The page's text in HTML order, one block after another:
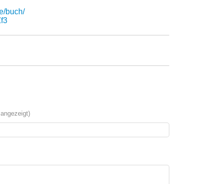
buch/